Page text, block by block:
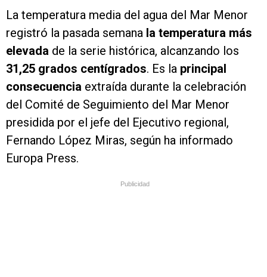
La temperatura media del agua del Mar Menor
registró la pasada semana la temperatura más
elevada de la serie histórica, alcanzando los
31,25 grados centígrados. Es la principal
consecuencia extraída durante la celebración
del Comité de Seguimiento del Mar Menor
presidida por el jefe del Ejecutivo regional,
Fernando López Miras, según ha informado
Europa Press.
Publicidad